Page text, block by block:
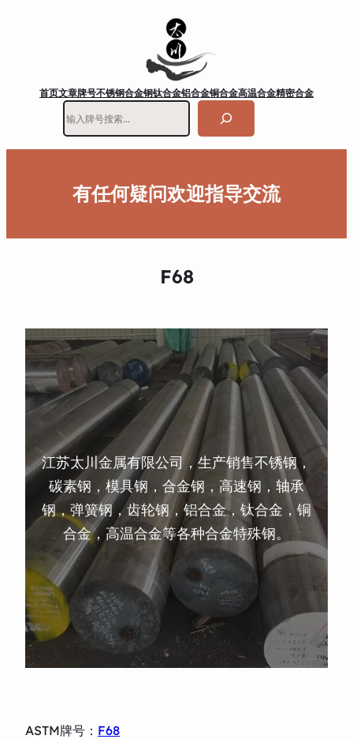
首页文章牌号不锈钢合金钢钛合金铝合金铜合金高温合金精密合金
有任何疑问欢迎指导交流
F68
江苏太川金属有限公司，生产销售不锈钢，
碳素钢，模具钢，合金钢，高速钢，轴承
钢，弹簧钢，齿轮钢，铝合金，钛合金，铜
合金，高温合金等各种合金特殊钢。
ASTM牌号： F68